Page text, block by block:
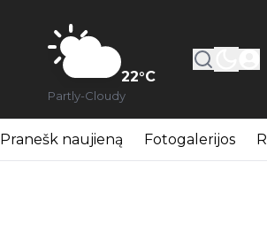
22°C
Partly-Cloudy
Pranešk naujieną Fotogalerijos